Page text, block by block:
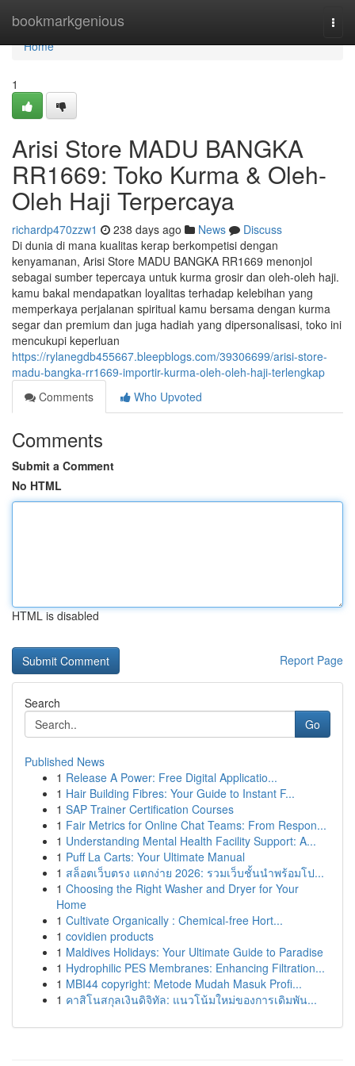
bookmarkgenious
Home
Home
1
Arisi Store MADU BANGKA
RR1669: Toko Kurma & Oleh-
Oleh Haji Terpercaya
richardp470zzw1 238 days ago News
Discuss
Di dunia di mana kualitas kerap berkompetisi dengan
kenyamanan, Arisi Store MADU BANGKA RR1669 menonjol
sebagai sumber tepercaya untuk kurma grosir dan oleh-oleh haji.
kamu bakal mendapatkan loyalitas terhadap kelebihan yang
memperkaya perjalanan spiritual kamu bersama dengan kurma
segar dan premium dan juga hadiah yang dipersonalisasi, toko ini
mencukupi keperluan
https://rylanegdb455667.bleepblogs.com/39306699/arisi-store-
madu-bangka-rr1669-importir-kurma-oleh-oleh-haji-terlengkap
Comments
Who Upvoted
Comments
Submit a Comment
No HTML
HTML is disabled
Report Page
Search
Go
Published News
1 Release A Power: Free Digital Applicatio...
1 Hair Building Fibres: Your Guide to Instant F...
1 SAP Trainer Certification Courses
1 Fair Metrics for Online Chat Teams: From Respon...
1 Understanding Mental Health Facility Support: A...
1 Puff La Carts: Your Ultimate Manual
1 สล็อตเว็บตรง แตกง่าย 2026: รวมเว็บชั้นนำพร้อมโป...
1 Choosing the Right Washer and Dryer for Your
Home
1 Cultivate Organically : Chemical-free Hort...
1 covidien products
1 Maldives Holidays: Your Ultimate Guide to Paradise
1 Hydrophilic PES Membranes: Enhancing Filtration...
1 MBI44 copyright: Metode Mudah Masuk Profi...
1 คาสิโนสกุลเงินดิจิทัล: แนวโน้มใหม่ของการเดิมพัน...